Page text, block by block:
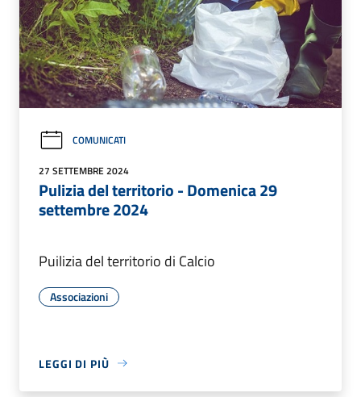
COMUNICATI
27 SETTEMBRE 2024
Pulizia del territorio - Domenica 29
settembre 2024
Puilizia del territorio di Calcio
Associazioni
LEGGI DI PIÙ